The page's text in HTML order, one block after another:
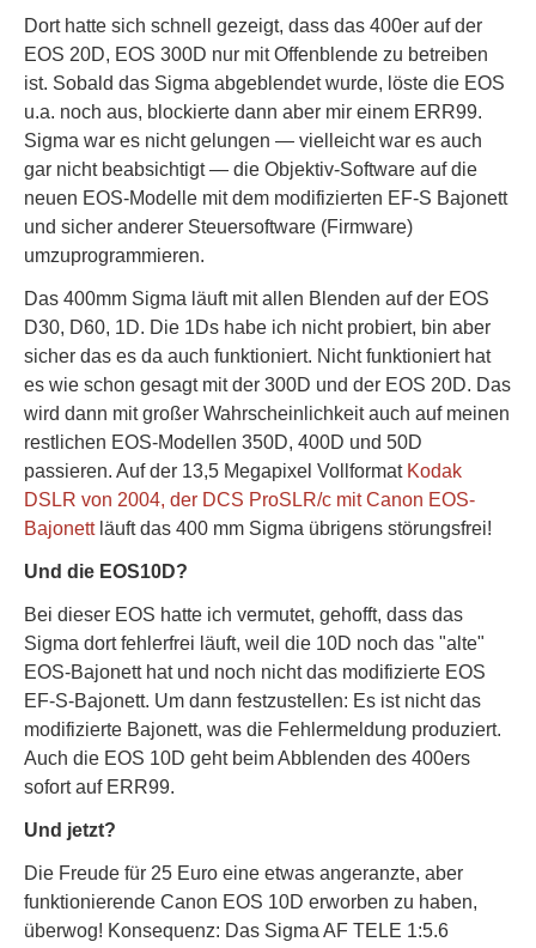
Dort hatte sich schnell gezeigt, dass das 400er auf der
EOS 20D, EOS 300D nur mit Offenblende zu betreiben
ist. Sobald das Sigma abgeblendet wurde, löste die EOS
u.a. noch aus, blockierte dann aber mir einem ERR99.
Sigma war es nicht gelungen — vielleicht war es auch
gar nicht beabsichtigt — die Objektiv-Software auf die
neuen EOS-Modelle mit dem modifizierten EF-S Bajonett
und sicher anderer Steuersoftware (Firmware)
umzuprogrammieren.
Das 400mm Sigma läuft mit allen Blenden auf der EOS
D30, D60, 1D. Die 1Ds habe ich nicht probiert, bin aber
sicher das es da auch funktioniert. Nicht funktioniert hat
es wie schon gesagt mit der 300D und der EOS 20D. Das
wird dann mit großer Wahrscheinlichkeit auch auf meinen
restlichen EOS-Modellen 350D, 400D und 50D
passieren. Auf der 13,5 Megapixel Vollformat Kodak
DSLR von 2004, der DCS ProSLR/c mit Canon EOS-
Bajonettläuft das 400 mm Sigma übrigens störungsfrei!
Und die EOS10D?
Bei dieser EOS hatte ich vermutet, gehofft, dass das
Sigma dort fehlerfrei läuft, weil die 10D noch das "alte"
EOS-Bajonett hat und noch nicht das modifizierte EOS
EF-S-Bajonett. Um dann festzustellen: Es ist nicht das
modifizierte Bajonett, was die Fehlermeldung produziert.
Auch die EOS 10D geht beim Abblenden des 400ers
sofort auf ERR99.
Und jetzt?
Die Freude für 25 Euro eine etwas angeranzte, aber
funktionierende Canon EOS 10D erworben zu haben,
überwog! Konsequenz: Das Sigma AF TELE 1:5.6